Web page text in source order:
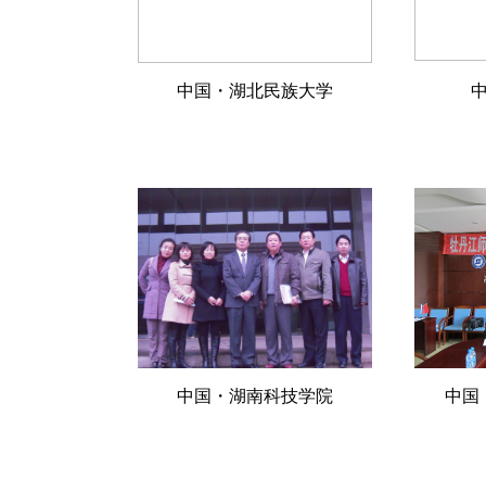
中国・湖北民族大学
中国・ 湖南科技学院 中国